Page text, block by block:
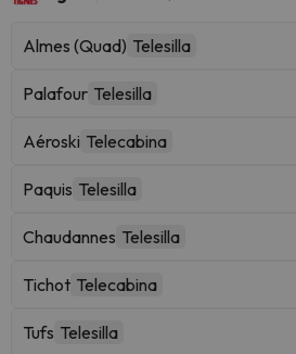
Almes (Quad) Telesilla
Palafour Telesilla
Aéroski Telecabina
Paquis Telesilla
Chaudannes Telesilla
Tichot Telecabina
Tufs Telesilla